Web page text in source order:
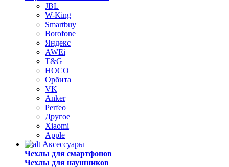
JBL
W-King
Smartbuy
Borofone
Яндекс
AWEi
T&G
HOCO
Орбита
VK
Anker
Perfeo
Другое
Xiaomi
Apple
Аксессуары
Чехлы для смартфонов
Чехлы для наушников